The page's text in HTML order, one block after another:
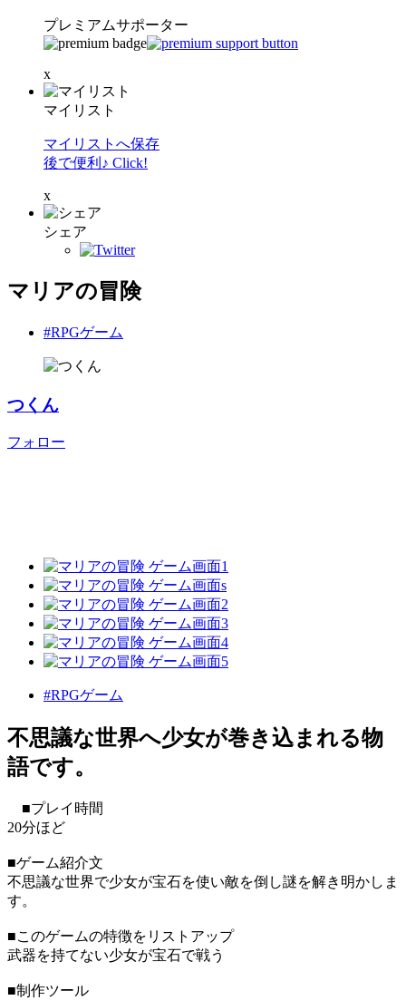
プレミアムサポーター
x
マイリスト
マイリストへ保存
後で便利♪ Click!
x
シェア
マリアの冒険
#RPGゲーム
つくん
フォロー
#RPGゲーム
不思議な世界へ少女が巻き込まれる物
語です。
■プレイ時間
20分ほど
■ゲーム紹介文
不思議な世界で少女が宝石を使い敵を倒し謎を解き明かしま
す。
■このゲームの特徴をリストアップ
武器を持てない少女が宝石で戦う
■制作ツール